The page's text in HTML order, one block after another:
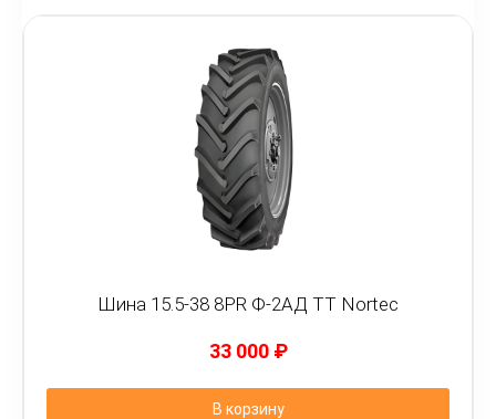
Шина 15.5-38 8PR Ф-2АД TT Nortec
33 000 ₽
В корзину